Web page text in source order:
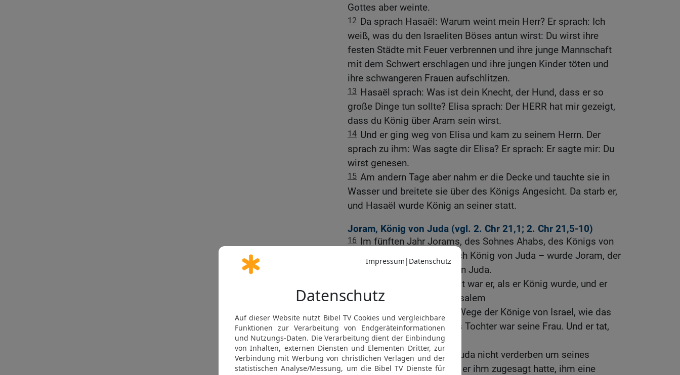
Gottes aber weinte.
12 Da sprach Hasaël: Warum weint mein Herr? Er sprach: Ich
weiß, was du den Israeliten Böses antun wirst: Du wirst ihre
festen Städte mit Feuer verbrennen und ihre junge Mannschaft
mit dem Schwert erschlagen und ihre jungen Kinder töten und
ihre schwangeren Frauen aufschlitzen.
13 Hasaël sprach: Was ist dein Knecht, der Hund, dass er so
große Dinge tun sollte? Elisa sprach: Der HERR hat mir gezeigt,
dass du König über Aram sein wirst.
14 Und er ging weg von Elisa und kam zu seinem Herrn. Der
sprach zu ihm: Was sagte dir Elisa? Er sprach: Er sagte mir: Du
wirst genesen.
15 Am andern Tage aber nahm er die Decke und tauchte sie in
Wasser und breitete sie über des Königs Angesicht. Da starb er,
und Hasaël wurde König an seiner statt.
Joram, König von Juda (vgl. 2. Chr 21,1; 2. Chr 21,5-10)
16 Im fünften Jahr Jorams, des Sohnes Ahabs, des Königs von
Israel, – Joschafat war noch König von Juda – wurde Joram, der
Sohn Joschafats, König von Juda.
Zweiunddreißig Jahre alt war er, als er König wurde, und er
regierte acht Jahre zu Jerusalem
und wandelte auf dem Wege der Könige von Israel, wie das
Haus Ahab tat; denn Ahabs Tochter war seine Frau. Und er tat,
was dem HERRN missfiel.
19 Aber der HERR wollte Juda nicht verderben um seines
Knechtes David willen, wie er ihm zugesagt hatte, ihm eine